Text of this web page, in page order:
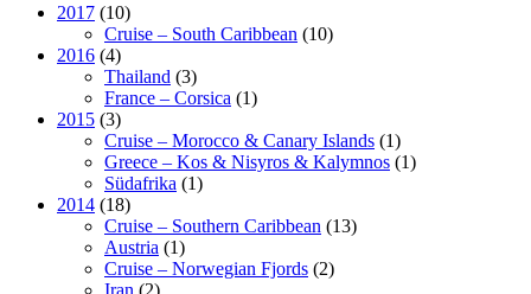
2017 (10)
Cruise – South Caribbean (10)
2016 (4)
Thailand (3)
France – Corsica (1)
2015 (3)
Cruise – Morocco & Canary Islands (1)
Greece – Kos & Nisyros & Kalymnos (1)
Südafrika (1)
2014 (18)
Cruise – Southern Caribbean (13)
Austria (1)
Cruise – Norwegian Fjords (2)
Iran (2)